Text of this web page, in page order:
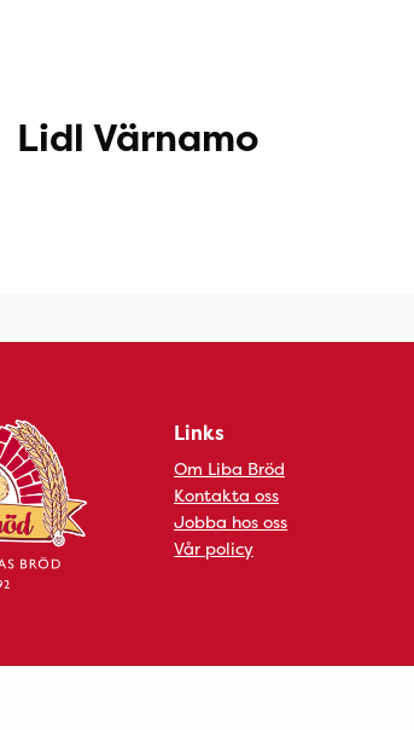
Lidl Värnamo
Links
Om Liba Bröd
Kontakta oss
Jobba hos oss
Vår policy